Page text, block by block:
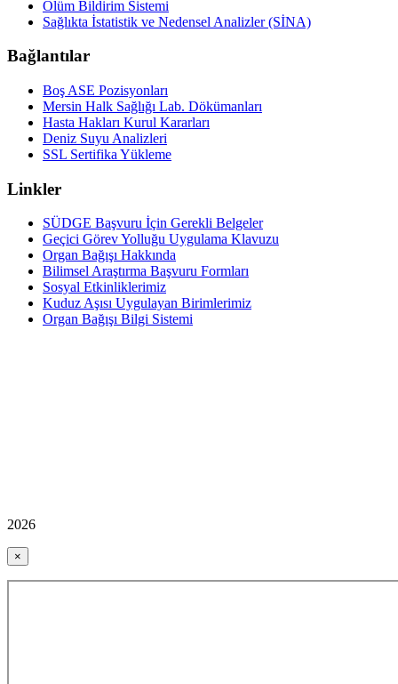
Ölüm Bildirim Sistemi
Sağlıkta İstatistik ve Nedensel Analizler (SİNA)
Bağlantılar
Boş ASE Pozisyonları
Mersin Halk Sağlığı Lab. Dökümanları
Hasta Hakları Kurul Kararları
Deniz Suyu Analizleri
SSL Sertifika Yükleme
Linkler
SÜDGE Başvuru İçin Gerekli Belgeler
Geçici Görev Yolluğu Uygulama Klavuzu
Organ Bağışı Hakkında
Bilimsel Araştırma Başvuru Formları
Sosyal Etkinliklerimiz
Kuduz Aşısı Uygulayan Birimlerimiz
Organ Bağışı Bilgi Sistemi
2026
×